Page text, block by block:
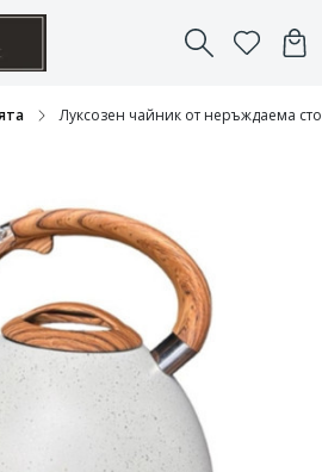
Луксозен чайник от неръждаема